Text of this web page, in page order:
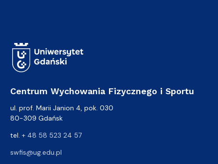
Centrum Wychowania Fizycznego i Sportu
ul. prof. Marii Janion 4, pok. 030
80-309 Gdańsk
tel. + 48 58 523 24 57
swfis@ug.edu.pl